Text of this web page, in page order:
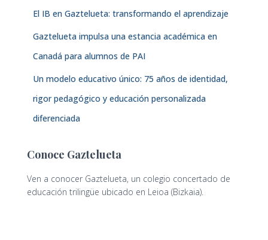
El IB en Gaztelueta: transformando el aprendizaje
Gaztelueta impulsa una estancia académica en
Canadá para alumnos de PAI
Un modelo educativo único: 75 años de identidad,
rigor pedagógico y educación personalizada
diferenciada
Conoce Gaztelueta
Ven a conocer Gaztelueta, un colegio concertado de
educación trilingüe ubicado en Leioa (Bizkaia).